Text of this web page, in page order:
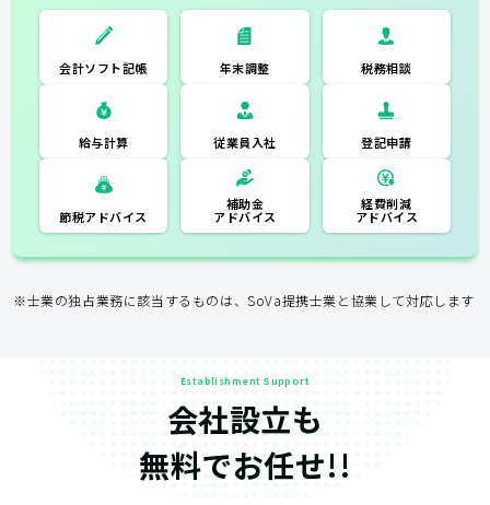
会計ソフト記
帳 年末調整 税務相談
会計ソフト記帳
年末調整
税務相談
給与計算
従業員入社
登記申請
節税アドバイス
補助金
アドバイス
アドバイス
※士業の独占業務に該当するものは、SoVa提携士業と協業して対応します
Establishment Support
会社設立も
無料でお任せ!!